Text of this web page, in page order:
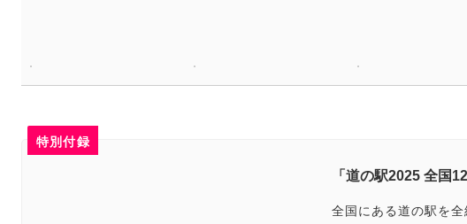
特別付録
「道の駅2025 全国
全国にある道の駅を